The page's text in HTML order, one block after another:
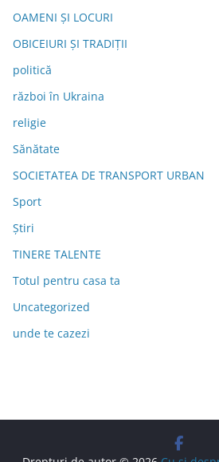
OAMENI ȘI LOCURI
OBICEIURI ȘI TRADIȚII
politică
război în Ukraina
religie
Sănătate
SOCIETATEA DE TRANSPORT URBAN
Sport
Știri
TINERE TALENTE
Totul pentru casa ta
Uncategorized
unde te cazezi